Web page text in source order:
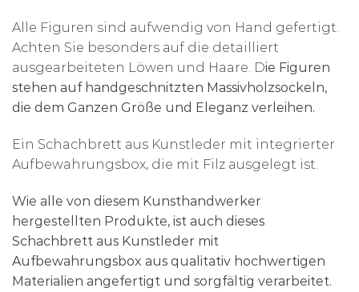
Alle Figuren sind aufwendig von Hand gefertigt.
Achten Sie besonders auf die detailliert
ausgearbeiteten Löwen und Haare. Die Figuren
stehen auf handgeschnitzten Massivholzsockeln,
die dem Ganzen Größe und Eleganz verleihen.
Ein Schachbrett aus Kunstleder mit integrierter
Aufbewahrungsbox, die mit Filz ausgelegt ist.
Wie alle von diesem Kunsthandwerker
hergestellten Produkte, ist auch dieses
Schachbrett aus Kunstleder mit
Aufbewahrungsbox aus qualitativ hochwertigen
Materialien angefertigt und sorgfältig verarbeitet.